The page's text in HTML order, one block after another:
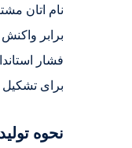
فشار
برای
نحوه